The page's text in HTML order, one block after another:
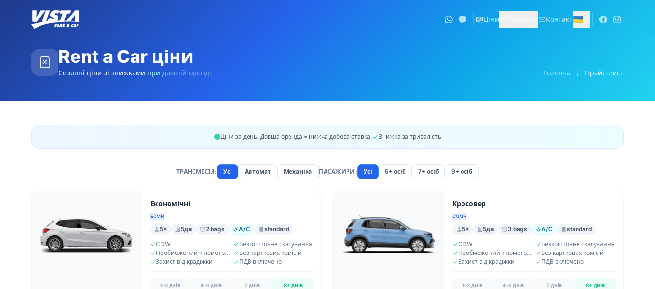
Ціни Контакт🇺🇦
Rent a Car ціни
Сезонні ціни зі знижками при довшій оренді. Головна / Прайс-лист
Ціни за день. Довша оренда = нижча добова ставка. Знижка за тривалість
ТРАНСМІСІЯ: Усі Автомат Механіка ПАСАЖИРИ: Усі 5+ осіб 7+ осіб 9+ осіб
Економічні
ECMR
5× 5дв 2 bags A/C standard
CDW
Безкоштовне скасування
Необмежений кілометраж
Без карткових комісій
Захист від крадіжки
ПДВ включено
1–3 днів 4–6 днів 7 днів 8+ днів
Кросовер
CGMR
5× 5дв 3 bags A/C standard
CDW
Безкоштовне скасування
Необмежений кілометраж
Без карткових комісій
Захист від крадіжки
ПДВ включено
1–3 днів 4–6 днів 7 днів 8+ днів